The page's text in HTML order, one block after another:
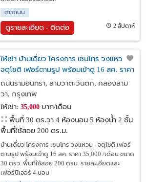
ติดถนน
ดูรายละเอียด - ติดต่อ 2 สัปดาห์
ให้เช่า บ้านเดี่ยว โครงการ เซนโทร วงแหวน -
จตุโชติ เฟอร์ตามรูป พร้อมเข้าดู 16 สค. ราคา
35,000 /เดือน
ถนนรามอินทรา, สามวาตะวันตก, คลองสาม
วา, กรุงเทพ
ให้เช่า: 35,000บาท/เดือน
พื้นที่ 30 ตร.วา 4 ห้องนอน 5 ห้องน้ำ 2 ชั้น
พื้นที่ใช้สอย 200 ตร.ม.
บ้านเดี่ยว โครงการ เซนโทร วงแหวน - จตุโชติ เฟอร์
ตามรูป พร้อมเข้าดู 16 สค. ราคา 35,000 /เดือน ขนาด
30 ตรว. พื้นที่ใช้สอย 200 ตรม. รายละเอียดและ
เฟอร์นิเจอร์ 4 นอน